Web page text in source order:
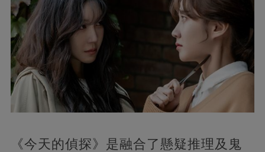
《今天的偵探》是融合了懸疑推理及鬼